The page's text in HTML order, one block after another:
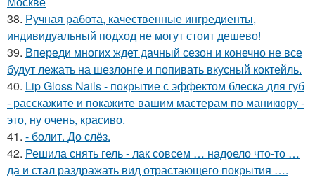
38. Ручная работа, качественные ингредиенты,
индивидуальный подход не могут стоит дешево!
39. Впереди многих ждет дачный сезон и конечно не все
будут лежать на шезлонге и попивать вкусный коктейль.
40. Lip Gloss Nails - покрытие с эффектом блеска для губ
- расскажите и покажите вашим мастерам по маникюру -
это, ну очень, красиво.
41. - болит. До слёз.
42. Решила снять гель - лак совсем … надоело что-то …
да и стал раздражать вид отрастающего покрытия ….